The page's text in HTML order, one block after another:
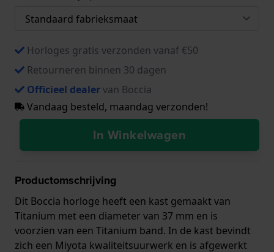
Horloges gratis verzonden vanaf €50
Retourneren binnen 30 dagen
Officieel dealervan Boccia
Vandaag besteld, maandag verzonden!
In Winkelwagen
Productomschrijving
Dit Boccia horloge heeft een kast gemaakt van
Titanium met een diameter van 37 mm en is
voorzien van een Titanium band. In de kast bevindt
zich een Miyota kwaliteitsuurwerk en is afgewerkt